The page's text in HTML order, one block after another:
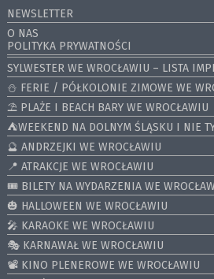
NEWSLETTER
O NAS
POLITYKA PRYWATNOŚCI
SYLWESTER WE WROCŁAWIU – LISTA
⛄️ FERIE / PÓŁKOLONIE ZIMOWE WE
⛱️ PLAŻE I BEACH BARY WE WROCŁAWIU
⛺️WEEKEND NA DOLNYM ŚLĄSKU I NIE
🔮 ANDRZEJKI WE WROCŁAWIU
📍 ATRAKCJE WE WROCŁAWIU
🎟️ BILETY NA WYDARZENIA WE
🎃 HALLOWEEN WE WROCŁAWIU
🎤 KARAOKE WE WROCŁAWIU
🎭 KARNAWAŁ WE WROCŁAWIU
📽️ KINO PLENEROWE WE WROCŁAWIU